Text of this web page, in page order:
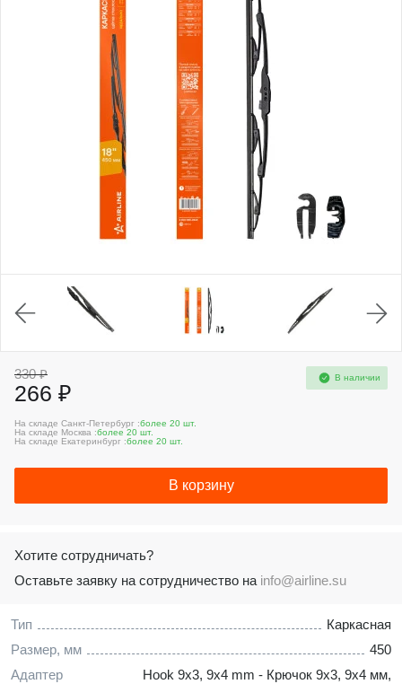
Тип
Каркасная
Размер, мм
450
Адаптер
Hook 9x3, 9x4 mm - Крючок 9x3, 9x4 мм,
330 ₽
266 ₽
В наличии
На складе Санкт-Петербург :более 20 шт.
На складе Москва :более 20 шт.
На складе Екатеринбург :более 20 шт.
В корзину
Хотите сотрудничать?
Оставьте заявку на сотрудничество на info@airline.su